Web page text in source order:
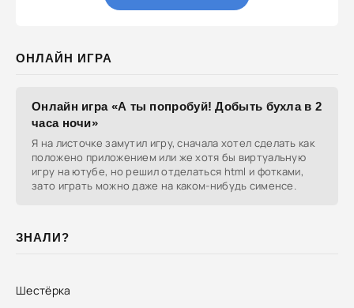
ОНЛАЙН ИГРА
Онлайн игра «А ты попробуй! Добыть бухла в 2
часа ночи»
Я на листочке замутил игру, сначала хотел сделать как
положено приложением или же хотя бы виртуальную
игру на ютубе, но решил отделаться html и фотками,
зато играть можно даже на каком-нибудь сименсе.
ЗНАЛИ?
Шестёрка